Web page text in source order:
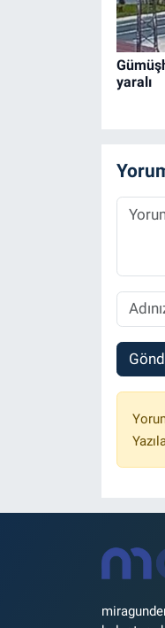
yaralı